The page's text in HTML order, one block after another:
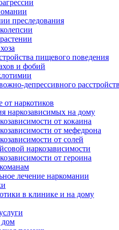
преследования
пищевого поведения
и фобий
депрессивного
от наркотиков
наркозависимых на дому
от кокаина
от мефедрона
от солей
наркозависимости
от героина
лечение наркомании
в клинике и на дому
дом